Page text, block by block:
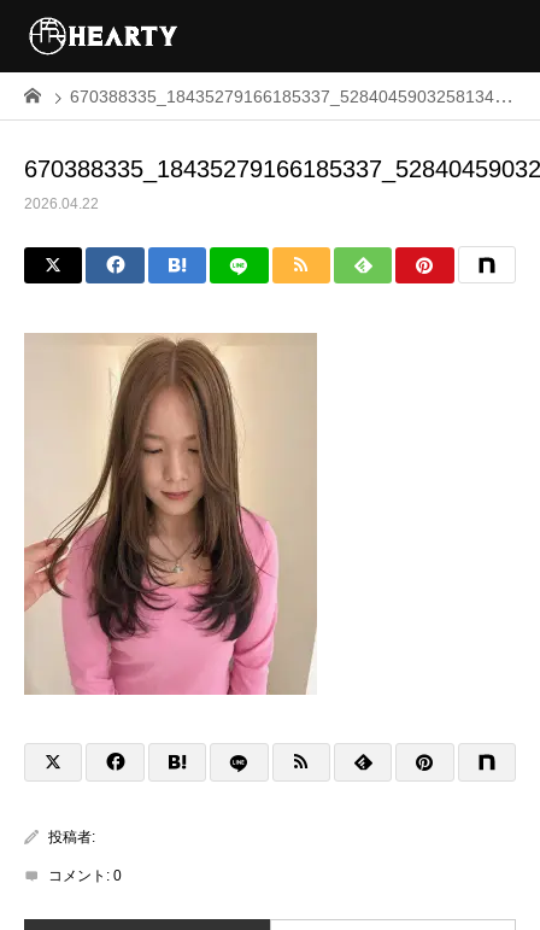
670388335_18435279166185337_5284045903258134676_n
2026.04.22
投稿者:
コメント: 0